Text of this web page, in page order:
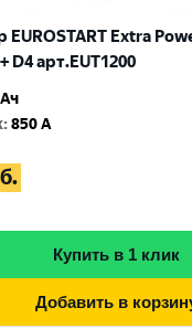
EUROSTART Extra
D4 арт.EUT1200
:850 A
Купить в 1 клик
Добавить в